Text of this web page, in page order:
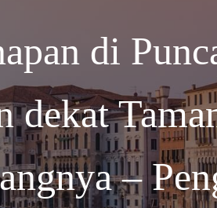
di
dekat
–